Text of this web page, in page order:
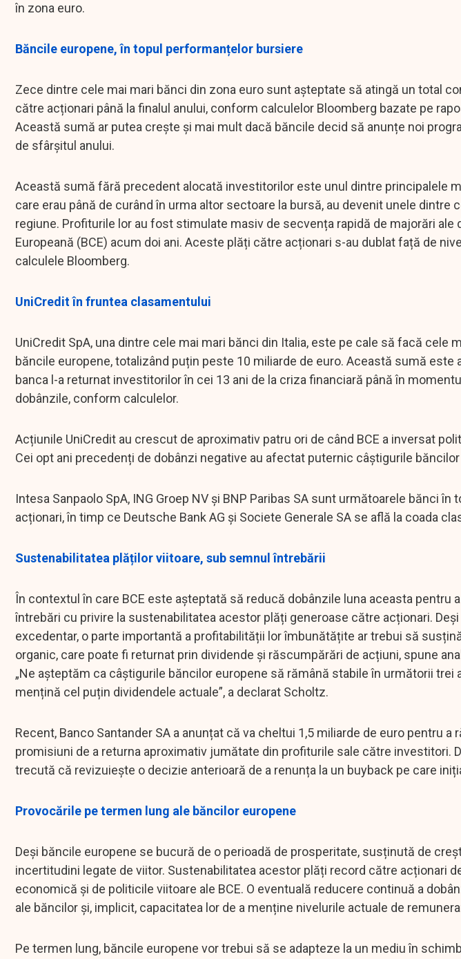
în zona euro.
Băncile europene, în topul performanțelor bursiere
Zece dintre cele mai mari bănci din zona euro sunt așteptate să atingă un total
către acționari până la finalul anului, conform calculelor Bloomberg bazate pe
Această sumă ar putea crește și mai mult dacă băncile decid să anunțe noi
de sfârșitul anului.
Această sumă fără precedent alocată investitorilor este unul dintre principalele
care erau până de curând în urma altor sectoare la bursă, au devenit unele dintre
regiune. Profiturile lor au fost stimulate masiv de secvența rapidă de majorări ale
Europeană (BCE) acum doi ani. Aceste plăți către acționari s-au dublat față de
calculele Bloomberg.
UniCredit în fruntea clasamentului
UniCredit SpA, una dintre cele mai mari bănci din Italia, este pe cale să facă cele
băncile europene, totalizând puțin peste 10 miliarde de euro. Această sumă este
banca l-a returnat investitorilor în cei 13 ani de la criza financiară până în
dobânzile, conform calculelor.
Acțiunile UniCredit au crescut de aproximativ patru ori de când BCE a inversat
Cei opt ani precedenți de dobânzi negative au afectat puternic câștigurile băncilor
Intesa Sanpaolo SpA, ING Groep NV și BNP Paribas SA sunt următoarele bănci
acționari, în timp ce Deutsche Bank AG și Societe Generale SA se află la coada
Sustenabilitatea plăților viitoare, sub semnul întrebării
În contextul în care BCE este așteptată să reducă dobânzile luna aceasta pentru
întrebări cu privire la sustenabilitatea acestor plăți generoase către acționari.
excedentar, o parte importantă a profitabilității lor îmbunătățite ar trebui să
organic, care poate fi returnat prin dividende și răscumpărări de acțiuni, spune
„Ne așteptăm ca câștigurile băncilor europene să rămână stabile în următorii trei
mențină cel puțin dividendele actuale”, a declarat Scholtz.
Recent, Banco Santander SA a anunțat că va cheltui 1,5 miliarde de euro pentru a
promisiuni de a returna aproximativ jumătate din profiturile sale către investitori.
trecută că revizuiește o decizie anterioară de a renunța la un buyback pe care
Provocările pe termen lung ale băncilor europene
Deși băncile europene se bucură de o perioadă de prosperitate, susținută de
incertitudini legate de viitor. Sustenabilitatea acestor plăți record către acționari
economică și de politicile viitoare ale BCE. O eventuală reducere continuă a
ale băncilor și, implicit, capacitatea lor de a menține nivelurile actuale de
Pe termen lung, băncile europene vor trebui să se adapteze la un mediu în